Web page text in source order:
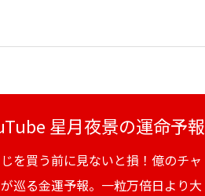
星月夜景の運命予報
を買う前に見ないと損！億のチャ
巡る金運予報。一粒万倍日より大